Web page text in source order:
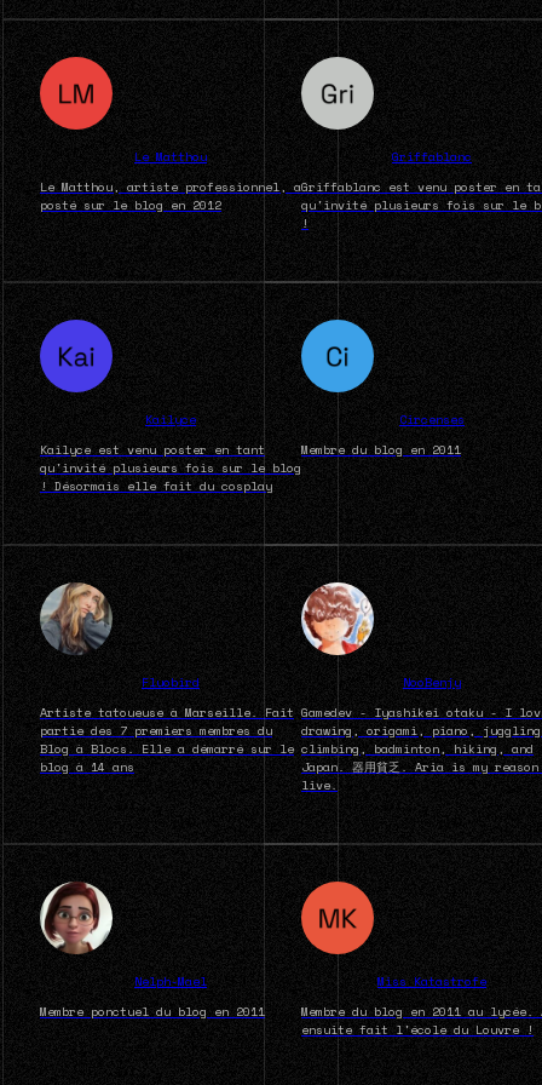
Le Matthou
Le Matthou, artiste professionnel, a
posté sur le blog en 2012
Griffablanc
Griffablanc est venu poster en
qu'invité plusieurs fois sur le
!
Kailyce
Kailyce est venu poster en tant
qu'invité plusieurs fois sur le blog
! Désormais elle fait du cosplay
Circenses
Membre du blog en 2011
Fluobird
Artiste tatoueuse à Marseille. Fait
partie des 7 premiers membres du
Blog à Blocs. Elle a démarré sur le
blog à 14 ans
NooBenjy
Gamedev - Iyashikei otaku - I
drawing, origami, piano,
climbing, badminton, hiking, and
Japan. 器用貧乏. Aria is my
live.
Nelph-Mael
Membre ponctuel du blog en 2011
Miss Katastrofe
Membre du blog en 2011 au lycée.
ensuite fait l'école du Louvre !